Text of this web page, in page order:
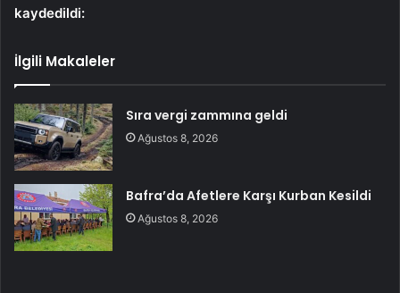
kaydedildi:
İlgili Makaleler
Sıra vergi zammına geldi
Ağustos 8, 2026
Bafra’da Afetlere Karşı Kurban Kesildi
Ağustos 8, 2026